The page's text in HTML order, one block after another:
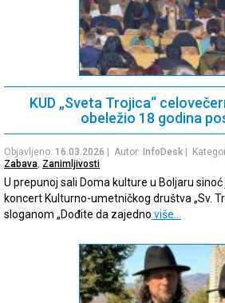
KUD „Sveta Trojica“
obeležio 18 godina
Objavljeno: 16.03.2026 | Autor: InfoDesk |
Zabava, Zanimljivosti
U prepunoj sali Doma kulture u Boljaru
koncert Kulturno-umetničkog društva „Sv.
sloganom „Dođite da zajedno više…